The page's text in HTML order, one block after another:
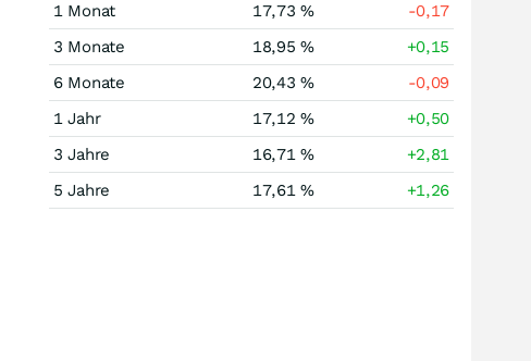
1 Monat 17,73 %
-0,17
3 Monate
18,95 %
+0,15
6 Monate
20,43 %
-0,09
1 Jahr
17,12 %
+0,50
3 Jahre
16,71 %
+2,81
5 Jahre
17,61 % +1,26